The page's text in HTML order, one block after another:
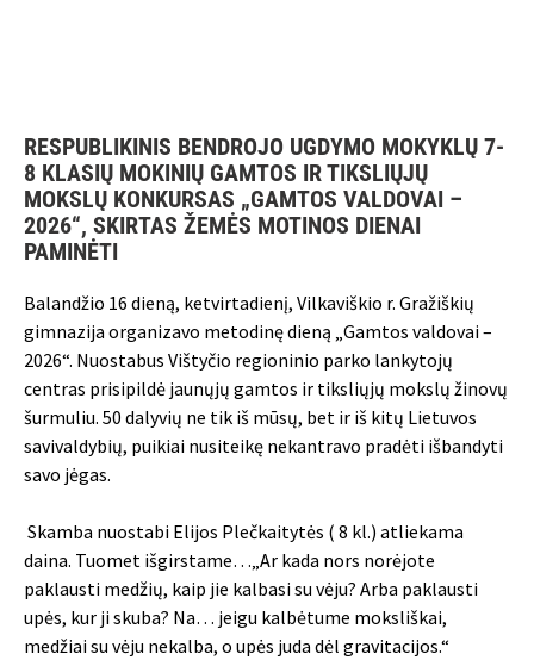
RESPUBLIKINIS BENDROJO UGDYMO MOKYKLŲ 7-
8 KLASIŲ MOKINIŲ GAMTOS IR TIKSLIŲJŲ
MOKSLŲ KONKURSAS „GAMTOS VALDOVAI –
2026“, SKIRTAS ŽEMĖS MOTINOS DIENAI
PAMINĖTI
Balandžio 16 dieną, ketvirtadienį, Vilkaviškio r. Gražiškių
gimnazija organizavo metodinę dieną „Gamtos valdovai –
2026“. Nuostabus Vištyčio regioninio parko lankytojų
centras prisipildė jaunųjų gamtos ir tiksliųjų mokslų žinovų
šurmuliu. 50 dalyvių ne tik iš mūsų, bet ir iš kitų Lietuvos
savivaldybių, puikiai nusiteikę nekantravo pradėti išbandyti
savo jėgas.
Skamba nuostabi Elijos Plečkaitytės ( 8 kl.) atliekama
daina. Tuomet išgirstame…„Ar kada nors norėjote
paklausti medžių, kaip jie kalbasi su vėju? Arba paklausti
upės, kur ji skuba? Na… jeigu kalbėtume moksliškai,
medžiai su vėju nekalba, o upės juda dėl gravitacijos.“